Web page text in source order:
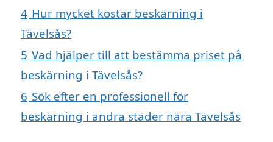
4 Hur mycket kostar beskärning i
Tävelsås?
5 Vad hjälper till att bestämma priset på
beskärning i Tävelsås?
6 Sök efter en professionell för
beskärning i andra städer nära Tävelsås